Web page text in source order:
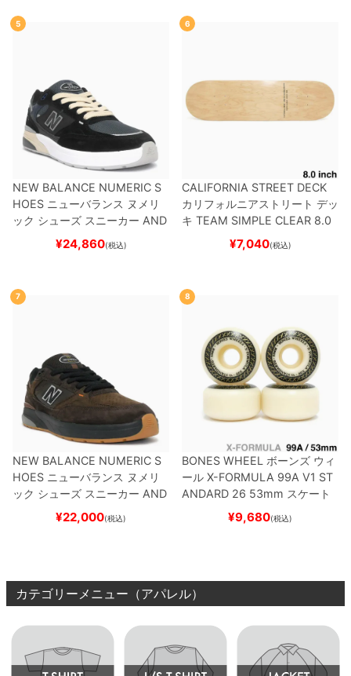
5
NEW BALANCE NUMERIC S
HOES ニューバランス ヌメリ
ック シューズ スニーカー AND
REW REYNOLDS 933
BLACK/NAVYスケートボ
¥24,860(税込)
6
CALIFORNIA STREET DECK
カリフォルニアストリート デッ
キ TEAM SIMPLE CLEAR 8.0
ブランク（DSM）
ード スケボー
¥7,040(税込)
7
NEW BALANCE NUMERIC S
HOES ニューバランス ヌメリ
ック シューズ スニーカー AND
REW REYNOLDS 933
BROWN/BLACKスケート
¥22,000(税込)
8
BONES WHEEL ボーンズ ウィ
ール X-FORMULA 99A V1 ST
ANDARD 26 53mm スケート
ボード スケボー
¥9,680(税込)
カテゴリーメニュー（アパレル）